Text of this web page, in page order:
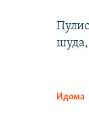
шуда,
Идома